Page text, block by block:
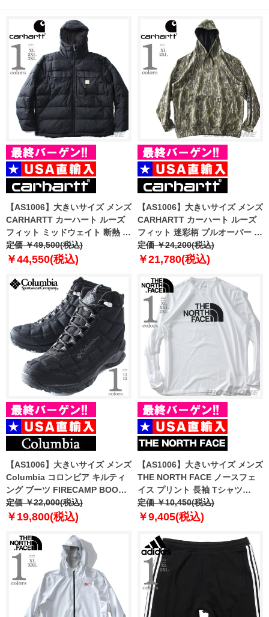
【AS1006】大きいサイズ メンズ
CARHARTT カーハート ルーズ
フィット ミッドウェイト 断熱 ジ
ャケット Montana Loose Fit
Insulated Jacket USA直輸入
定価 ￥49,500(税込)
￥44,550(税込)
【AS1006】大きいサイズ メンズ
CARHARTT カーハート ルーズ
フィット 迷彩柄 プルオーバー パ
ーカー Loose Fit Midweight
Camo Graphic Sweatshirt USA
定価 ￥24,200(税込)
￥21,780(税込)
【AS1006】大きいサイズ メンズ
Columbia コロンビア キルティ
ング ブーツ FIRECAMP BOOT
USA直輸入 1672881
定価 ￥22,000(税込)
￥19,800(税込)
【AS1006】大きいサイズ メンズ
THE NORTH FACE ノースフェ
イス プリント 長袖 Tシャツ
HALF DOME TEE USA直輸入
nf0a811o-la9
定価 ￥10,450(税込)
￥9,405(税込)